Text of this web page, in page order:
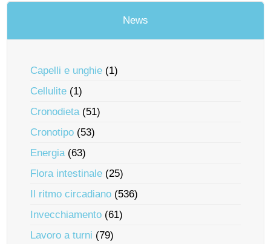
News
Capelli e unghie (1)
Cellulite (1)
Cronodieta(51)
Cronotipo (53)
Energia(63)
Flora intestinale (25)
Il ritmo circadiano (536)
Invecchiamento (61)
Lavoro a turni (79)